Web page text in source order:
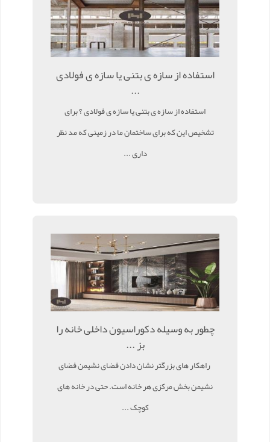
استفاده از سازه ی بتنی یا سازه ی فولادی
...
استفاده از سازه ی بتنی یا سازه ی فولادی ؟ برای
تشخیص این که برای ساختمان ما در زمینی که مد نظر
داری ...
چطور به وسیله دکوراسیون داخلی خانه را
بز ...
راهکار های بزرگتر نشان دادن فضای نشیمن فضای
نشیمن بخش مرکزی هر خانه است. حتی در خانه های
کوچک ...